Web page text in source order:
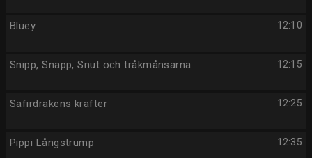
12:10
Bluey
12:15
Snipp, Snapp, Snut och tråkmånsarna
12:25
Safirdrakens krafter
12:35
Pippi Långstrump